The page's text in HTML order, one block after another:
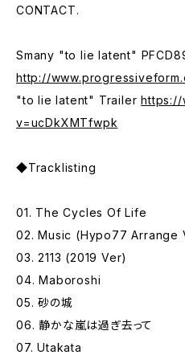
CONTACT.
Smany "to lie latent"
http://
"to lie latent" Trailerhttps://
v=ucDkXMTfwpk
◆Tracklisting
01. The Cycles Of Life
02. Music (Hypo77 Arrange
03. 2113 (2019 Ver)
04. Maboroshi
05. 砂の城
06. 静かな嵐は過ぎ去って
07. Utakata